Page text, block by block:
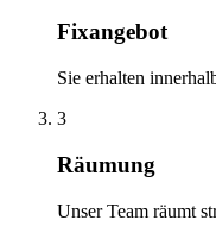
Fixangebot
Sie erhalten
3
Räumung
Unser Team räumt